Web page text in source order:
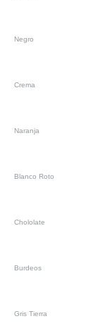
Negro
Crema
Naranja
Blanco Roto
Chololate
Burdeos
Gris Tierra